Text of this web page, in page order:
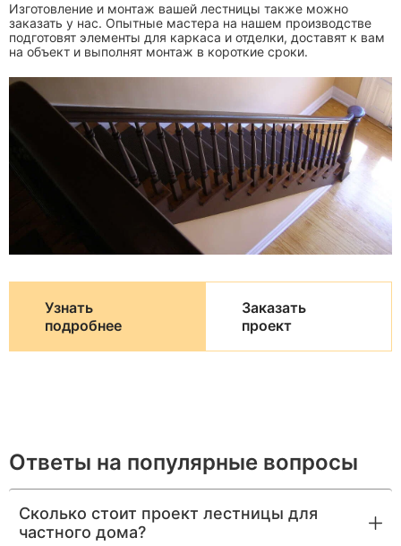
Изготовление и монтаж вашей лестницы также можно
заказать у нас. Опытные мастера на нашем производстве
подготовят элементы для каркаса и отделки, доставят к вам
на объект и выполнят монтаж в короткие сроки.
Узнать
подробнее
Заказать
проект
Ответы на популярные вопросы
Сколько стоит проект лестницы для
частного дома?